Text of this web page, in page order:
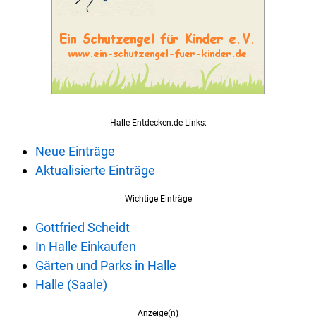
Halle-Entdecken.de Links:
Neue Einträge
Aktualisierte Einträge
Wichtige Einträge
Gottfried Scheidt
In Halle Einkaufen
Gärten und Parks in Halle
Halle (Saale)
Anzeige(n)